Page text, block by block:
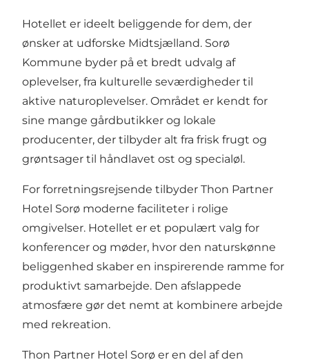
Hotellet er ideelt beliggende for dem, der
ønsker at udforske Midtsjælland. Sorø
Kommune byder på et bredt udvalg af
oplevelser, fra kulturelle seværdigheder til
aktive naturoplevelser. Området er kendt for
sine mange gårdbutikker og lokale
producenter, der tilbyder alt fra frisk frugt og
grøntsager til håndlavet ost og specialøl.
For forretningsrejsende tilbyder Thon Partner
Hotel Sorø moderne faciliteter i rolige
omgivelser. Hotellet er et populært valg for
konferencer og møder, hvor den naturskønne
beliggenhed skaber en inspirerende ramme for
produktivt samarbejde. Den afslappede
atmosfære gør det nemt at kombinere arbejde
med rekreation.
Thon Partner Hotel Sorø er en del af den